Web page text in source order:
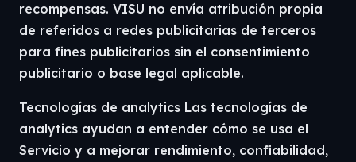
recompensas. VISU no envía atribución propia
de referidos a redes publicitarias de terceros
para fines publicitarios sin el consentimiento
publicitario o base legal aplicable.
Tecnologías de analytics Las tecnologías de
analytics ayudan a entender cómo se usa el
Servicio y a mejorar rendimiento, confiabilidad,